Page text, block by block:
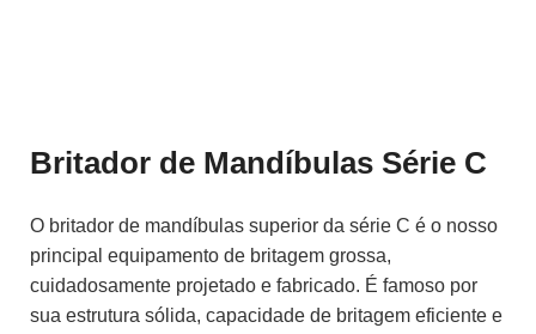
Britador de Mandíbulas Série C
O britador de mandíbulas superior da série C é o nosso
principal equipamento de britagem grossa,
cuidadosamente projetado e fabricado. É famoso por
sua estrutura sólida, capacidade de britagem eficiente e